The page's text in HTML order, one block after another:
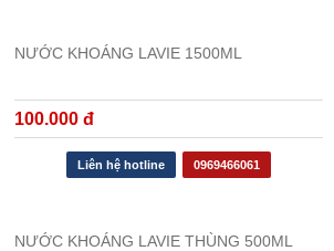
NƯỚC KHOÁNG LAVIE 1500ML
100.000 đ
Liên hệ hotline 0969466061
NƯỚC KHOÁNG LAVIE THÙNG 500ML